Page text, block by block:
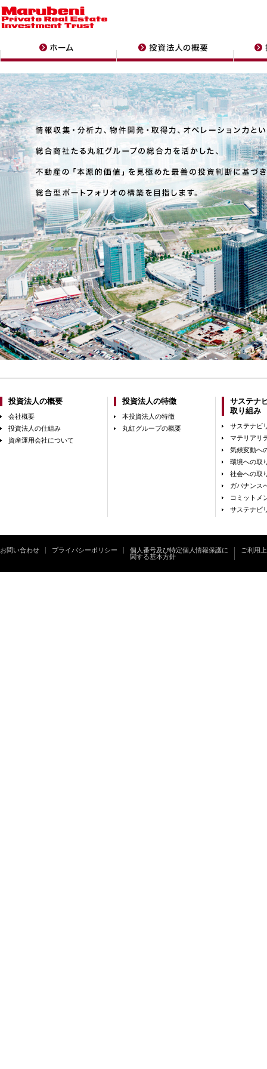
投資法人の概要
会社概要
投資法人の仕組み
資産運用会社について
投資法人の特徴
本投資法人の特徴
丸紅グループの概要
サステナ
取り組み
サステナビ
マテリアリ
気候変動へ
環境への取
社会への取
ガバナンス
コミットメ
サステナビ
お問い合わせ プライバシーポリシー
個人番号及び特定個人情報保護に
関する基本方針
ご利用